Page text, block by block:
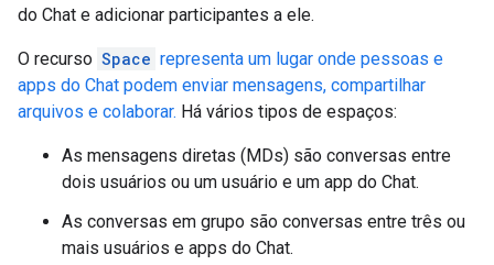
do Chat e adicionar participantes a ele.
O recurso Space representa um lugar onde pessoas e
apps do Chat podem enviar mensagens, compartilhar
arquivos e colaborar. Há vários tipos de espaços:
As mensagens diretas (MDs) são conversas entre
dois usuários ou um usuário e um app do Chat.
As conversas em grupo são conversas entre três ou
mais usuários e apps do Chat.